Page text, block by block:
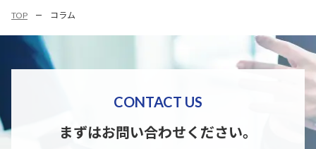
TOP コラム
CONTACT US
まずはお問い合わせください。